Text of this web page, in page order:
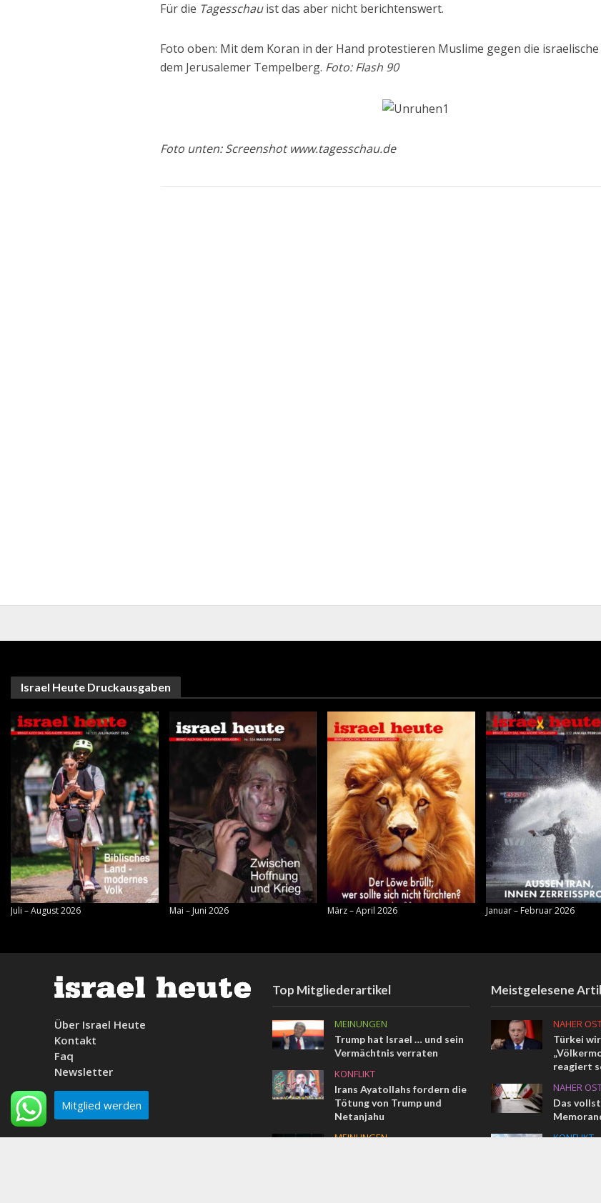
Für die Tagesschauist das aber nicht berichtenswert.
Foto oben: Mit dem Koran in der Hand protestieren Muslime gegen die
dem Jerusalemer Tempelberg. Foto: Flash 90
Foto unten: Screenshot www.tagesschau.de
Israel Heute Druckausgaben
Juli – August 2026 Mai – Juni 2026 März – April 2026 Januar – Februar 2026
Über Israel Heute
Kontakt
Faq
Newsletter
Mitglied werden
Top Mitgliederartikel
MEINUNGEN
Trump hat Israel … und sein
Vermächtnis verraten
KONFLIKT
Irans Ayatollahs fordern die
Tötung von Trump und
Netanjahu
MEINUNGEN
Meistgelesene
NAHER
Türkei
reagiert
NAHER
Das
KONFLIKT